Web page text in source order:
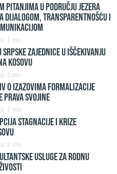
pitanjima u području jezera
dijalogom, transparentnošću i
2 min
ZAJEDNICE U IŠČEKIVANJU
KOSOVU
2 min
o izazovima formalizacije
svojine
2 min
STAGNACIJE I KRIZE
2 min
usluge za rodnu